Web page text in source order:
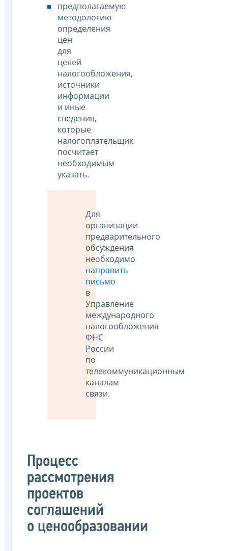
предполагаемую
методологию
определения
цен
для
целей
налогообложения,
источники
информации
и иные
сведения,
которые
налогоплательщик
посчитает
необходимым
указать.
Для
организации
предварительного
обсуждения
необходимо
направить
письмо
в
Управление
международного
налогообложения
ФНС
России
по
телекоммуникационным
каналам
связи.
Процесс
рассмотрения
проектов
соглашений
о ценообразовании